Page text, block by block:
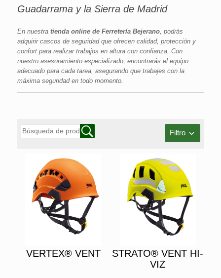
Guadarrama y la Sierra de Madrid
En nuestra tienda online de Ferretería Bejerano, podrás
adquirir cascos de seguridad que ofrecen calidad, protección y
confort para realizar trabajos en altura con confianza. Con
nuestro asesoramiento especializado, encontrarás el equipo
adecuado para cada tarea, asegurando que trabajes con la
máxima seguridad en todo momento.
Filtro
VERTEX® VENT
STRATO® VENT HI-
VIZ